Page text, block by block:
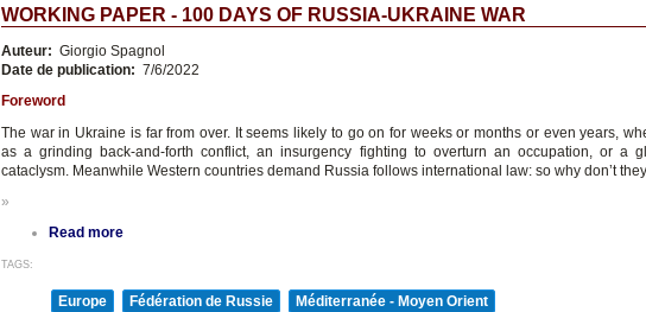
WORKING PAPER - 100 DAYS OF RUSSIA-UKRAINE WAR
Auteur: Giorgio Spagnol
Date de publication: 7/6/2022
Foreword
The war in Ukraine is far from over. It seems likely to go on for weeks or months or even years,
as a grinding back-and-forth conflict, an insurgency fighting to overturn an occupation, or a
cataclysm. Meanwhile Western countries demand Russia follows international law: so why don’t
»
Read more
TAGS:
Europe Fédération de Russie
Méditerranée - Moyen Orient